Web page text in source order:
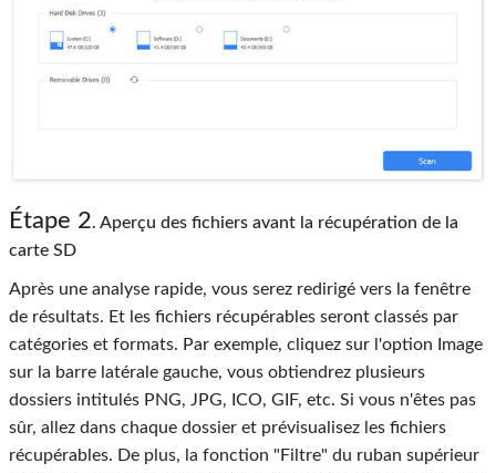
Étape 2. Aperçu des fichiers avant la récupération de la
carte SD
Après une analyse rapide, vous serez redirigé vers la fenêtre
de résultats. Et les fichiers récupérables seront classés par
catégories et formats. Par exemple, cliquez sur l'option Image
sur la barre latérale gauche, vous obtiendrez plusieurs
dossiers intitulés PNG, JPG, ICO, GIF, etc. Si vous n'êtes pas
sûr, allez dans chaque dossier et prévisualisez les fichiers
récupérables. De plus, la fonction "Filtre" du ruban supérieur